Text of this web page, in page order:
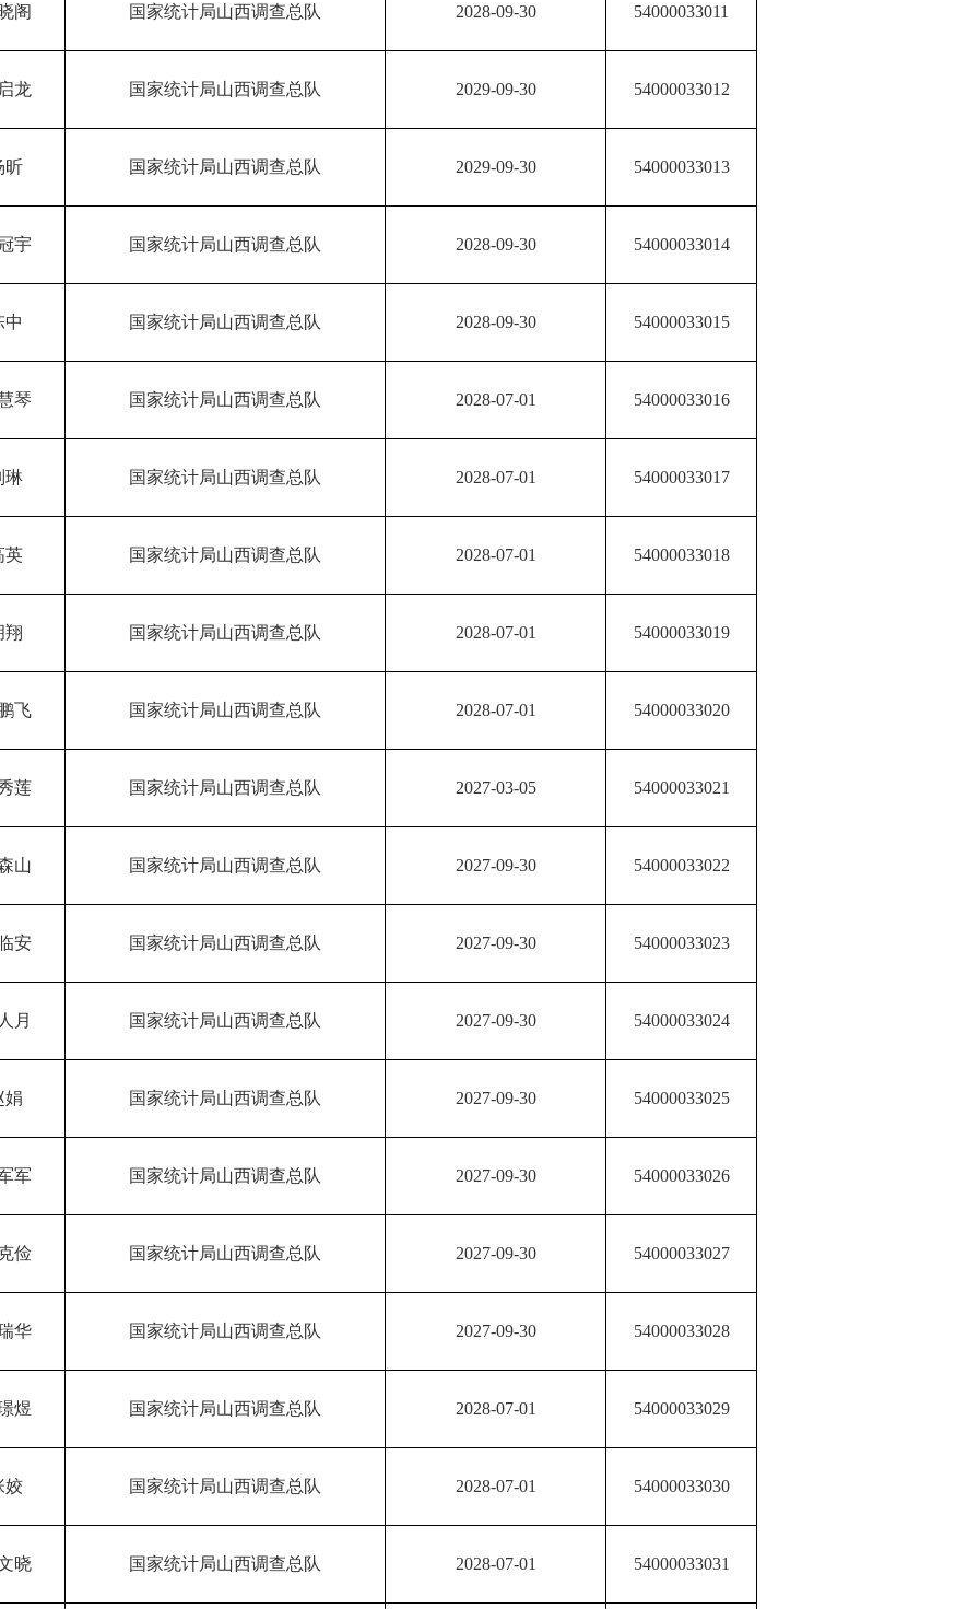
阁 国家统计局山西调查总队 2028-09-30 54000033011
龙 国家统计局山西调查总队 2029-09-30 54000033012
昕 国家统计局山西调查总队 2029-09-30 54000033013
宇 国家统计局山西调查总队 2028-09-30 54000033014
中 国家统计局山西调查总队 2028-09-30 54000033015
琴 国家统计局山西调查总队 2028-07-01 54000033016
琳 国家统计局山西调查总队 2028-07-01 54000033017
英 国家统计局山西调查总队 2028-07-01 54000033018
翔 国家统计局山西调查总队 2028-07-01 54000033019
飞 国家统计局山西调查总队 2028-07-01 54000033020
莲 国家统计局山西调查总队 2027-03-05 54000033021
山 国家统计局山西调查总队 2027-09-30 54000033022
安 国家统计局山西调查总队 2027-09-30 54000033023
月 国家统计局山西调查总队 2027-09-30 54000033024
娟 国家统计局山西调查总队 2027-09-30 54000033025
军 国家统计局山西调查总队 2027-09-30 54000033026
俭 国家统计局山西调查总队 2027-09-30 54000033027
华 国家统计局山西调查总队 2027-09-30 54000033028
煜 国家统计局山西调查总队 2028-07-01 54000033029
姣 国家统计局山西调查总队 2028-07-01 54000033030
晓 国家统计局山西调查总队 2028-07-01 54000033031